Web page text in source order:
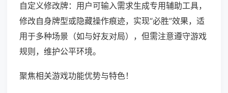
自定义修改牌：用户可输入需求生成专用辅助工具，
修改自身牌型或隐藏操作痕迹，实现“必胜”效果，适
用于多种场景（如与好友对局），但需注意遵守游戏
规则，维护公平环境。
聚焦相关游戏功能优势与特色！